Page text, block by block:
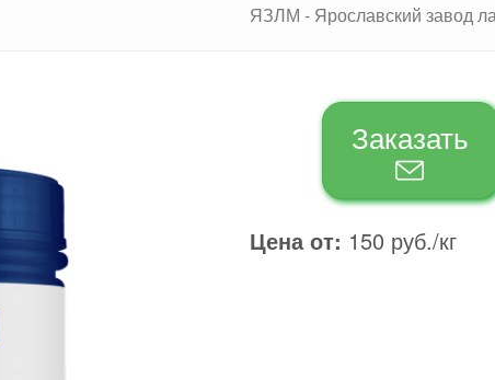
ЯЗЛМ - Ярославский завод
Заказать
Цена от: 150 руб./кг